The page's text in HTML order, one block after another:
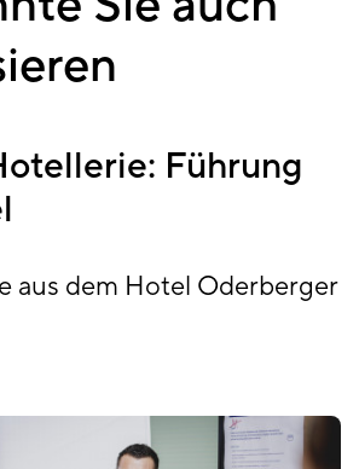
Führung
aus dem Hotel Oderberger